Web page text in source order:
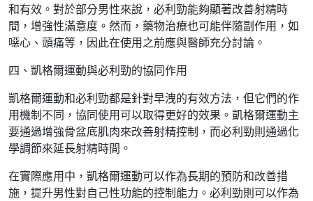
和有效。對於部分男性來說，必利勁能夠顯著改善射精時
間，增強性滿意度。然而，藥物治療也可能伴隨副作用，如
噁心、頭痛等，因此在使用之前應與醫師充分討論。
四、凱格爾運動與必利勁的協同作用
凱格爾運動和必利勁都是針對早洩的有效方法，但它們的作
用機制不同，協同使用可以取得更好的效果。凱格爾運動主
要通過增強骨盆底肌肉來改善射精控制，而必利勁則通過化
學調節來延長射精時間。
在實際應用中，凱格爾運動可以作為長期的預防和改善措
施，提升男性對自己性功能的控制能力。必利勁則可以作為